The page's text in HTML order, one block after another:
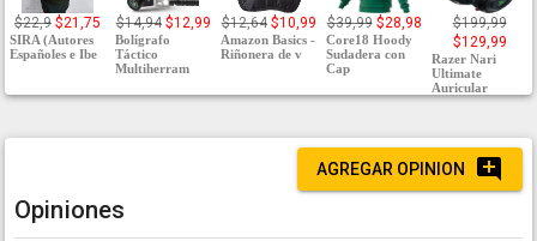
$22,9 $21,75
SIRA (Autores
Españoles e Ibe
$14,94 $12,99
Bolígrafo
Táctico
Multiherram
$12,64 $10,99
Amazon Basics -
Riñonera de v
$39,99 $28,98
Core18 Hoody
Sudadera con
Cap
$199,99
$129,99
Razer Nari
Ultimate
Auricular
AGREGAR OPINION
Opiniones